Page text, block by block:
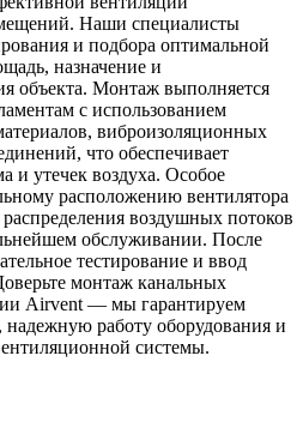
Наши специалисты
и подбора оптимальной
назначение и
объекта. Монтаж выполняется
с использованием
виброизоляционных
что обеспечивает
утечек воздуха. Особое
расположению вентилятора
воздушных потоков
обслуживании. После
тестирование и ввод
монтаж канальных
Airvent — мы гарантируем
работу оборудования и
системы.